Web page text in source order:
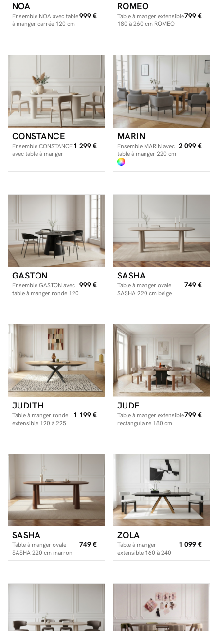
NOA
Ensemble NOA avec table
à manger carrée 120 cm
+ 4 chaises ROSA
999 €
ROMEO
Table à manger extensible
180 à 260 cm ROMEO
plateau pierre effet
799 €
CONSTANCE
Ensemble CONSTANCE
avec table à manger
1 299 €
MARIN
Ensemble MARIN avec
table à manger 220 cm
couleur chêne + 6
2 099 €
GASTON
Ensemble GASTON avec
table à manger ronde 120
cm placage chêne +
999 €
SASHA
Table à manger ovale
SASHA 220 cm beige
749 €
JUDITH
Table à manger ronde
extensible 120 à 225
cm JUDITH placage
1 199 €
JUDE
Table à manger extensible
rectangulaire 180 cm
JUDE effet bois
799 €
SASHA
Table à manger ovale
SASHA 220 cm marron
749 €
ZOLA
Table à manger
extensible 160 à 240
cm ZOLA plateau
1 099 €